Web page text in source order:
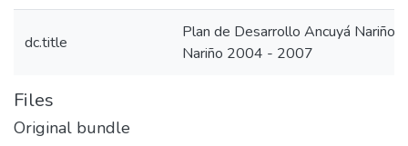
dc.title
Plan de Desarrollo Ancuyá
Nariño 2004 - 2007
Files
Original bundle